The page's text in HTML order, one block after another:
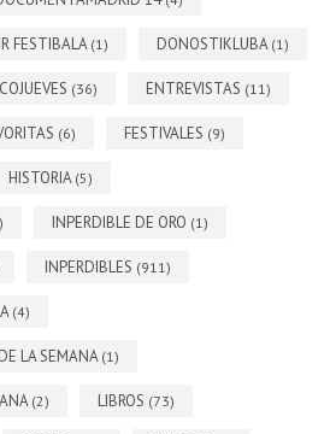
FESTIBALA (1) DONOSTIKLUBA (1)
(36) ENTREVISTAS (11)
(6) FESTIVALES (9)
HISTORIA (5)
INPERDIBLE DE ORO (1)
INPERDIBLES (911)
(4)
LA SEMANA (1)
(2) LIBROS (73)